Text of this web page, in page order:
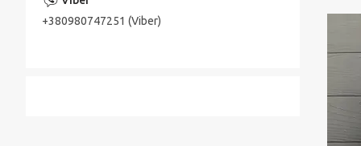
+380980747251 (Viber)